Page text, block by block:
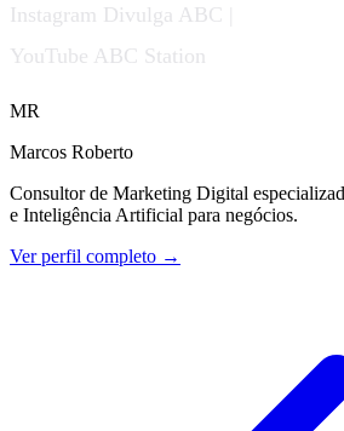
Instagram Divulga ABC |
YouTube ABC Station
MR
Marcos Roberto
Consultor de Marketing Digital
e Inteligência Artificial para negócios.
Ver perfil completo →